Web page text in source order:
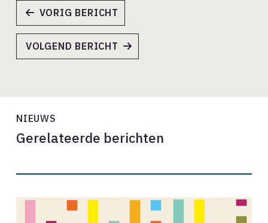
VORIG BERICHT
VOLGEND BERICHT
NIEUWS
Gerelateerde berichten
Oproep: